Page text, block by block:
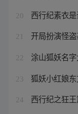
20 西行纪素衣
21 开局扮演怪
22 涂山狐妖名
23 狐妖小红娘
24 西行纪之狂